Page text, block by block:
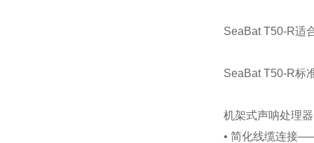
SeaBat T50-R适
SeaBat T50-R标
机架式声呐处理
• 简化线缆连接